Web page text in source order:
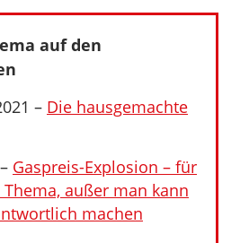
auf den
– Die hausgemachte
Gaspreis-Explosion – für
außer man kann
machen